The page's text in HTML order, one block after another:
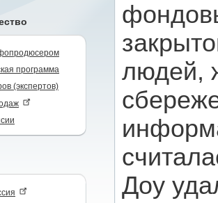
программа
(экспертов)
людей,
Доу